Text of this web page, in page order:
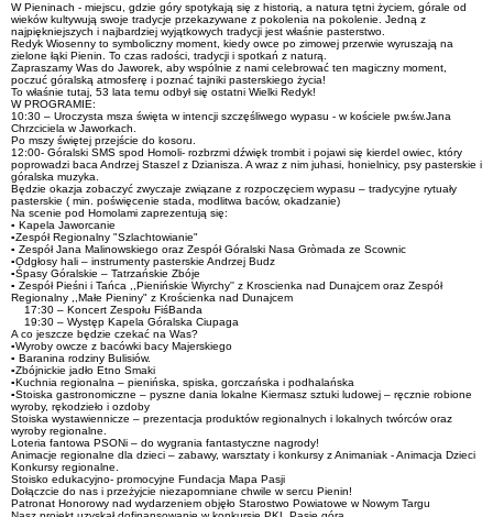
W Pieninach - miejscu, gdzie góry spotykają się z historią, a natura tętni życiem, górale od
wieków kultywują swoje tradycje przekazywane z pokolenia na pokolenie. Jedną z
najpiękniejszych i najbardziej wyjątkowych tradycji jest właśnie pasterstwo.
Redyk Wiosenny to symboliczny moment, kiedy owce po zimowej przerwie wyruszają na
zielone łąki Pienin. To czas radości, tradycji i spotkań z naturą.
Zapraszamy Was do Jaworek, aby wspólnie z nami celebrować ten magiczny moment,
poczuć góralską atmosferę i poznać tajniki pasterskiego życia!
To właśnie tutaj, 53 lata temu odbył się ostatni Wielki Redyk!
W PROGRAMIE:
10:30 – Uroczysta msza święta w intencji szczęśliwego wypasu - w kościele pw.św.Jana
Chrzciciela w Jaworkach.
Po mszy świętej przejście do kosoru.
12:00- Góralski SMS spod Homoli- rozbrzmi dźwięk trombit i pojawi się kierdel owiec, który
poprowadzi baca Andrzej Staszel z Dzianisza. A wraz z nim juhasi, honielnicy, psy pasterskie i
góralska muzyka.
Będzie okazja zobaczyć zwyczaje związane z rozpoczęciem wypasu – tradycyjne rytuały
pasterskie ( min. poświęcenie stada, modlitwa baców, okadzanie)
Na scenie pod Homolami zaprezentują się:
▪️ Kapela Jaworcanie
▪️Zespół Regionalny "Szlachtowianie"
▪️ Zespół Jana Malinowskiego oraz Zespół Góralski Nasa Gròmada ze Scownic
▪️Odgłosy hali – instrumenty pasterskie Andrzej Budz
▪️Śpasy Góralskie – Tatrzańskie Zbóje
▪️ Zespół Pieśni i Tańca ,,Pienińskie Wiyrchy'' z Kroscienka nad Dunajcem oraz Zespół
Regionalny ,,Małe Pieniny" z Krościenka nad Dunajcem
17:30 – Koncert Zespołu FiśBanda
19:30 – Występ Kapela Góralska Ciupaga
A co jeszcze będzie czekać na Was?
▪️Wyroby owcze z bacówki bacy Majerskiego
▪️ Baranina rodziny Bulisiów.
▪️Zbójnickie jadło Etno Smaki
▪️Kuchnia regionalna – pienińska, spiska, gorczańska i podhalańska
▪️Stoiska gastronomiczne – pyszne dania lokalne Kiermasz sztuki ludowej – ręcznie robione
wyroby, rękodzieło i ozdoby
Stoiska wystawiennicze – prezentacja produktów regionalnych i lokalnych twórców oraz
wyroby regionalne.
Loteria fantowa PSONi – do wygrania fantastyczne nagrody!
Animacje regionalne dla dzieci – zabawy, warsztaty i konkursy z Animaniak - Animacja Dzieci
Konkursy regionalne.
Stoisko edukacyjno- promocyjne Fundacja Mapa Pasji
Dołączcie do nas i przeżyjcie niezapomniane chwile w sercu Pienin!
Patronat Honorowy nad wydarzeniem objęło Starostwo Powiatowe w Nowym Targu